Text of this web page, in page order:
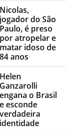
Nicolas,
jogador do São
Paulo, é preso
por atropelar e
matar idoso de
84 anos
Helen
Ganzarolli
engana o Brasil
e esconde
verdadeira
identidade